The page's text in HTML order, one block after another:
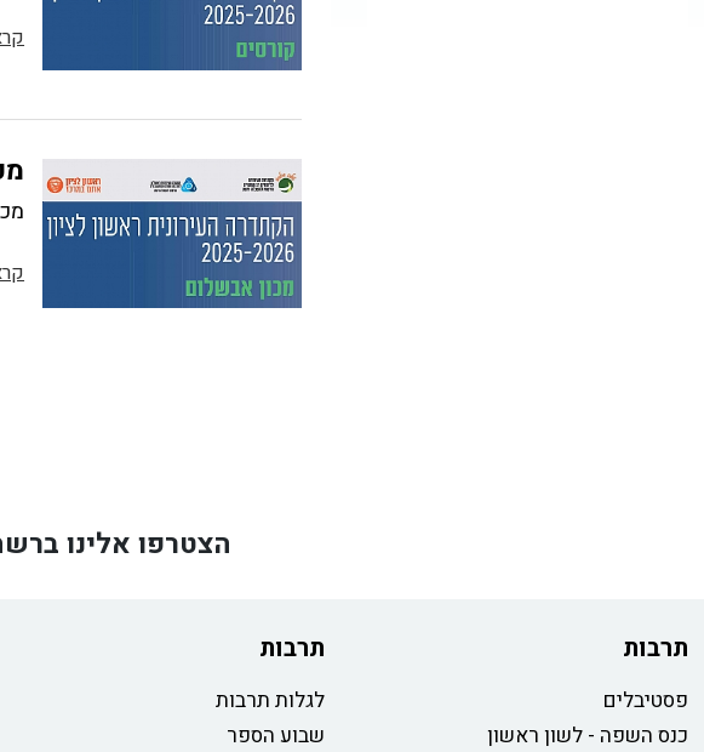
הצטרפו אלינו
תרבות
פסטיבלים
כנס השפה - לשון ראשון
תרבות
לגלות תרבות
שבוע הספר